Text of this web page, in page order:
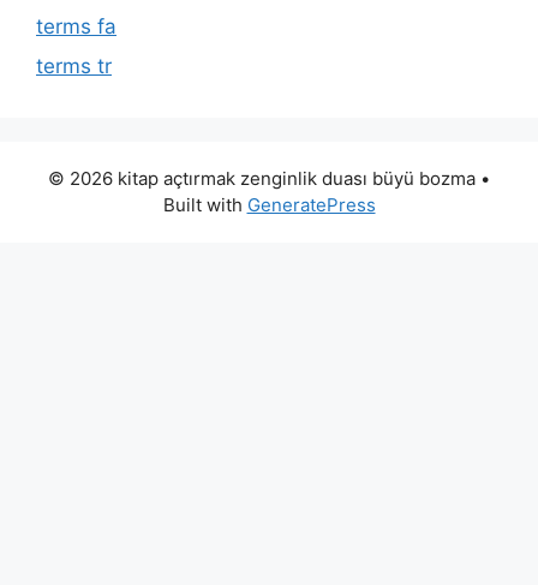
terms fa
terms tr
© 2026 kitap açtırmak zenginlik duası büyü bozma •
Built with GeneratePress